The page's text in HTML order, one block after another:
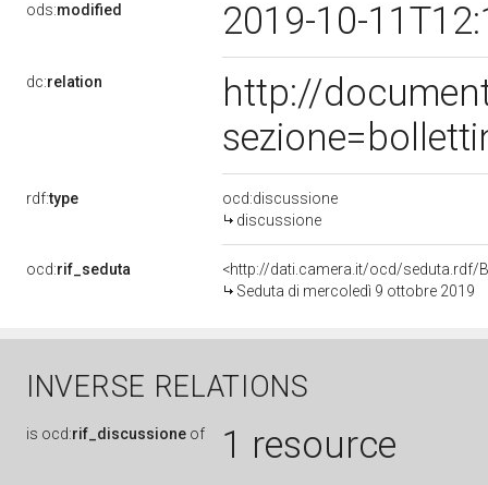
ods:modified 2019-10-
dc:relation
http://
rdf:type
ocd:discussione
discussione
ocd:rif_seduta
<http://dati.camera.it/ocd/seduta.rdf/
Seduta di mercoledì 9 ottobre 2019
INVERSE RELATIONS
is ocd:rif_discussione of 1 resource